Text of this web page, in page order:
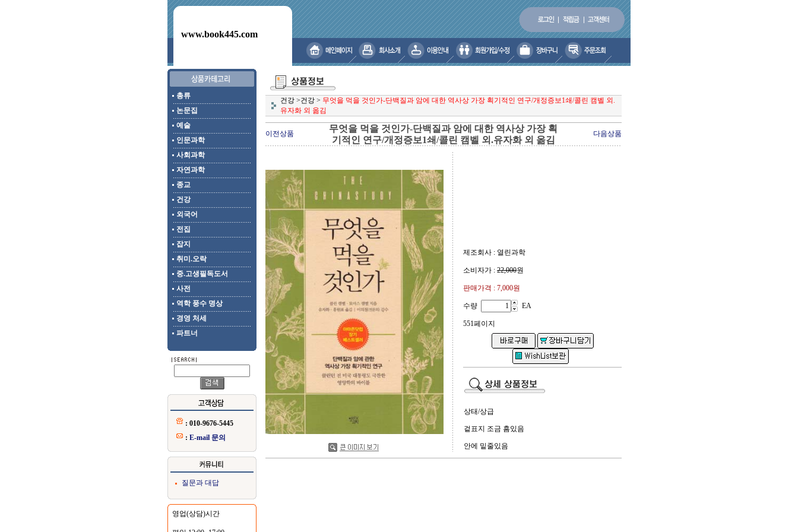
www.book445.com
총류
논문집
예술
인문과학
사회과학
자연과학
종교
건강
외국어
전집
잡지
취미.오락
중.고생필독도서
사전
역학 풍수 명상
경영 처세
파트너
: 010-9676-5445
: E-mail 문의
질문과 대답
영업(상담)시간
건강 >건강 > 무엇을 먹을 것인가-단백질과 암에 대한 역사상 가장 획기적인 연구/개정증보1쇄/콜린 캠벨 외.
유자화 외 옮김
이전상품
무엇을 먹을 것인가-단백질과 암에 대한 역사상 가장 획
기적인 연구/개정증보1쇄/콜린 캠벨 외.유자화 외 옮김
다음상품
제조회사 : 열린과학
소비자가 : 22,000원
판매가격 : 7,000원
수량 EA
551페이지
상태/상급
겉표지 조금 흠있음
안에 밑줄있음